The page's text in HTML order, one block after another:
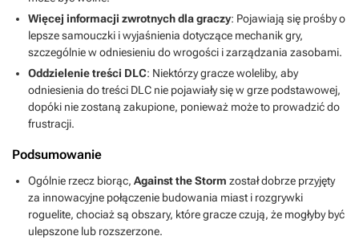
Więcej informacji zwrotnych dla graczy: Pojawiają się prośby o
lepsze samouczki i wyjaśnienia dotyczące mechanik gry,
szczególnie w odniesieniu do wrogości i zarządzania zasobami.
Oddzielenie treści DLC: Niektórzy gracze woleliby, aby
odniesienia do treści DLC nie pojawiały się w grze podstawowej,
dopóki nie zostaną zakupione, ponieważ może to prowadzić do
frustracji.
Podsumowanie
Ogólnie rzecz biorąc, Against the Storm został dobrze przyjęty
za innowacyjne połączenie budowania miast i rozgrywki
roguelite, chociaż są obszary, które gracze czują, że mogłyby być
ulepszone lub rozszerzone.